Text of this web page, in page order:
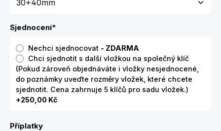
Sjednocení*
Nechci sjednocovat - ZDARMA
Chci sjednotit s další vložkou na společný klíč
(Pokud zároveň objednáváte i vložky nesjednocené,
do poznámky uveďte rozměry vložek, které chcete
sjednotit. Cena zahrnuje 5 klíčů pro sadu vložek.)
+250,00 Kč
Příplatky